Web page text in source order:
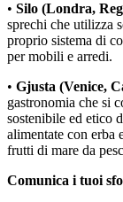
• Silo (Londra,
sprechi che utilizza
proprio sistema di
per mobili e arredi.
• Gjusta (Venice,
gastronomia che si
sostenibile ed etico
alimentate con erba
frutti di mare da
Comunica i tuoi